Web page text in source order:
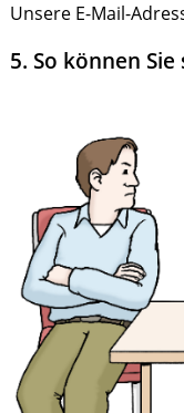
Unsere E-Mail-
5. So können